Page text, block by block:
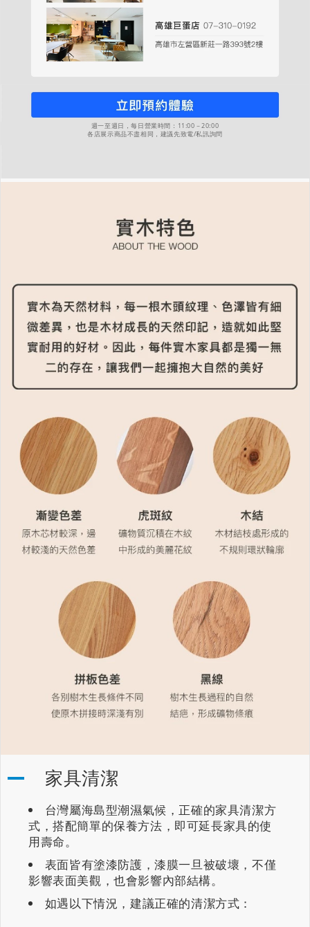
週一至週日，每日營業時間：11:00－20:00
各店展示商品不盡相同，建議先致電/私訊詢問
家具清潔
台灣屬海島型潮濕氣候，正確的家具清潔方
式，搭配簡單的保養方法，即可延長家具的使
用壽命。
表面皆有塗漆防護，漆膜一旦被破壞，不僅
影響表面美觀，也會影響內部結構。
如遇以下情況，建議正確的清潔方式：